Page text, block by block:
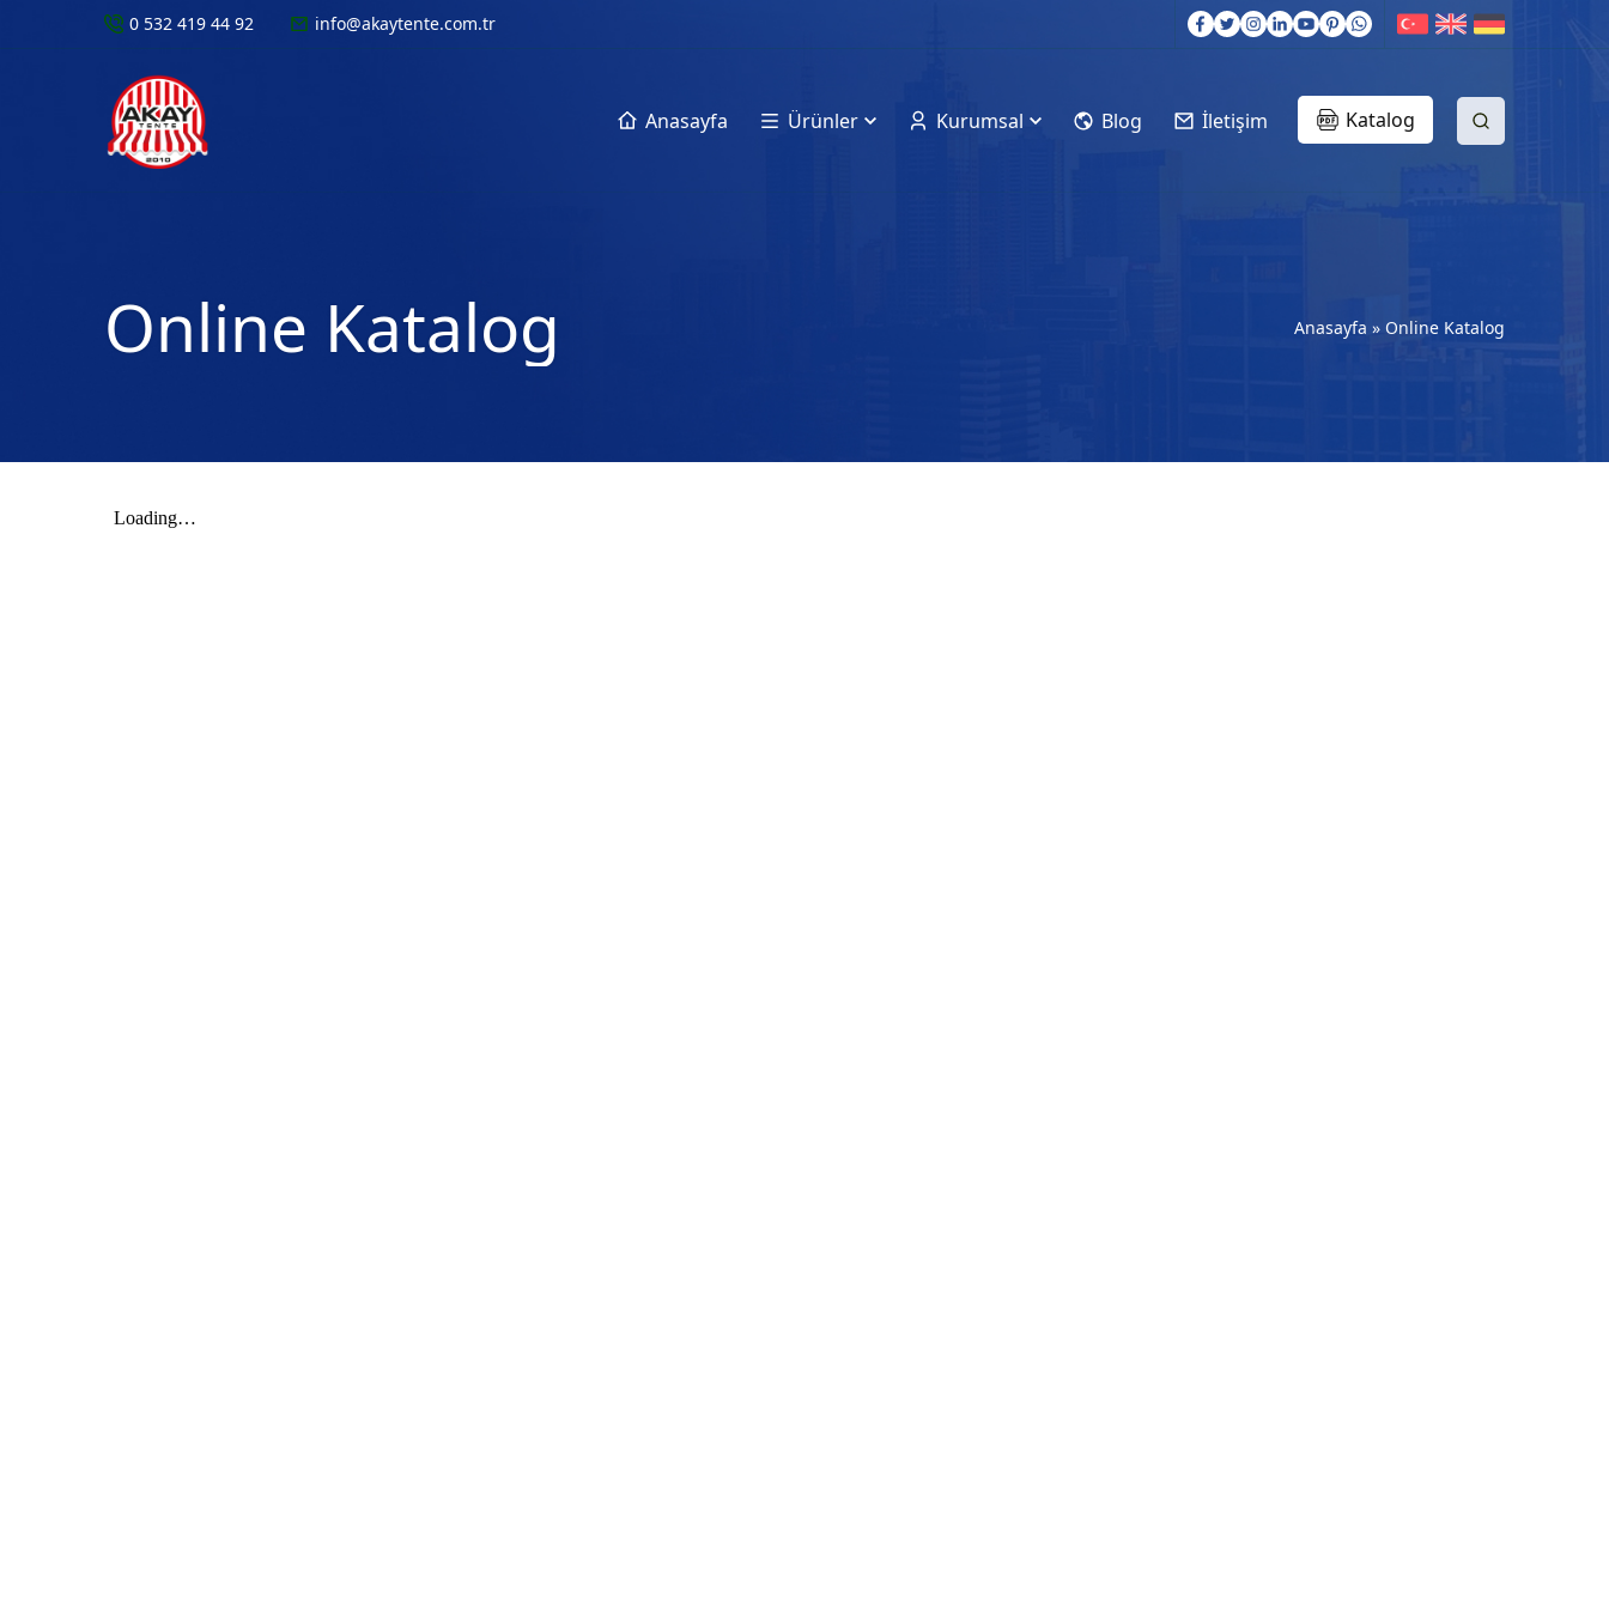
0 532 419 44 92 info@akaytente.com.tr
Anasayfa Ürünler Kurumsal Blog İletişim Katalog
Online Katalog Anasayfa » Online Katalog